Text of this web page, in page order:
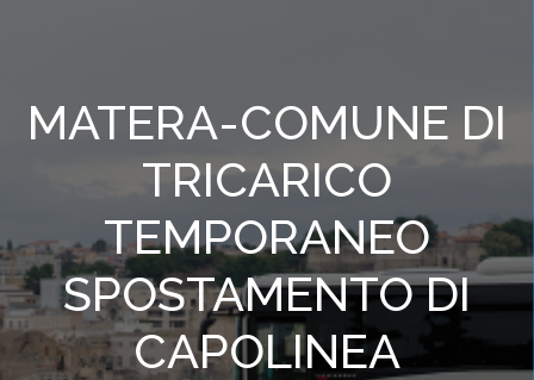
MATERA-COMUNE DI
TRICARICO
TEMPORANEO
SPOSTAMENTO DI
CAPOLINEA